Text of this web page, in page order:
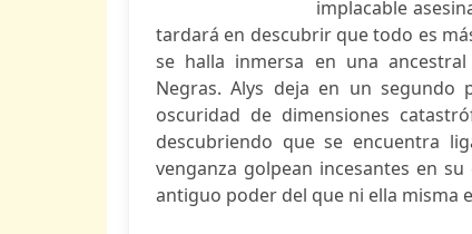
implacable
tardará en descubrir que todo es
se halla inmersa en una
Negras. Alys deja en un segundo
oscuridad de dimensiones
descubriendo que se encuentra
venganza golpean incesantes en
antiguo poder del que ni ella misma